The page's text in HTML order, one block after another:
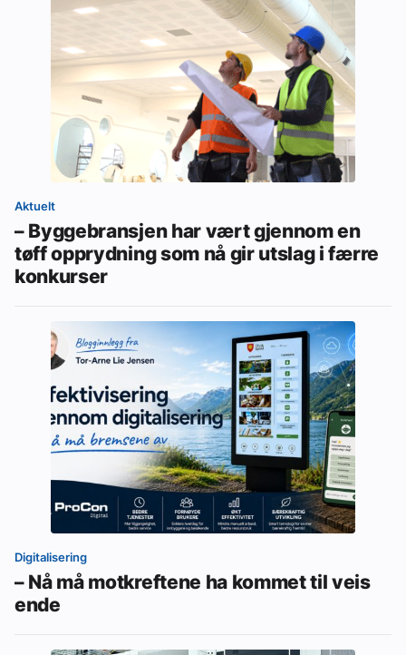
Aktuelt
– Byggebransjen har vært gjennom en
tøff opprydning som nå gir utslag i færre
konkurser
Digitalisering
– Nå må motkreftene ha kommet til veis
ende